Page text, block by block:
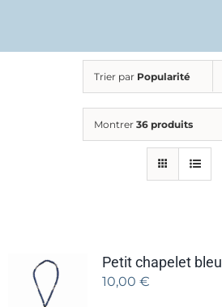
Trier par Popularité
Montrer 36 produits
Petit chapelet bleu
10,00 €